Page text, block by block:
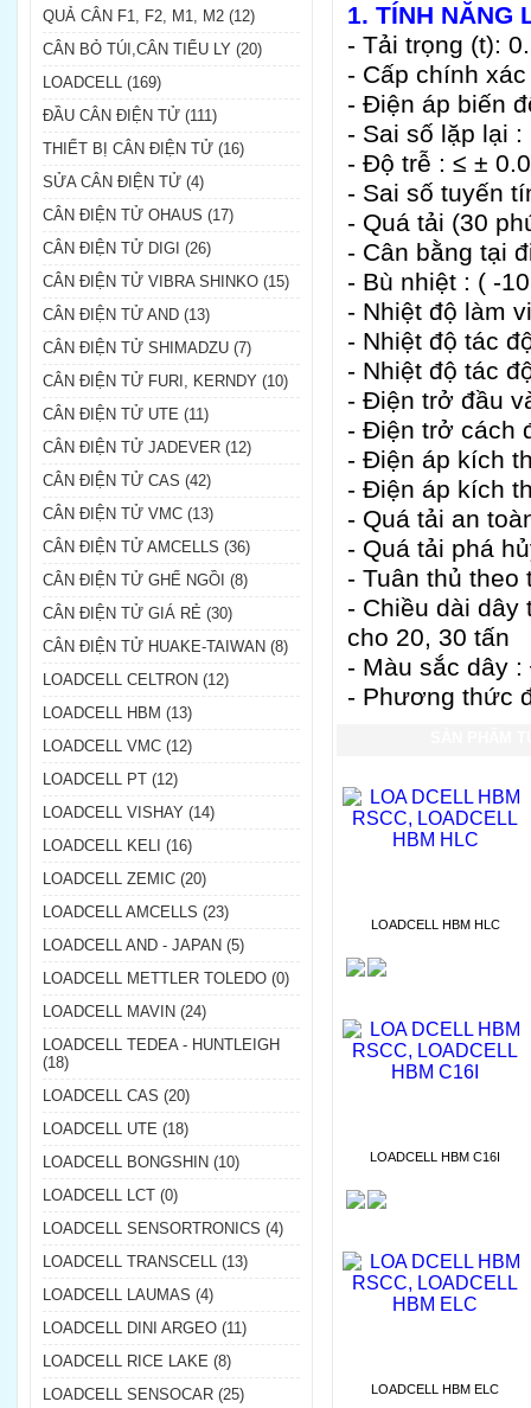
QUẢ CÂN F1, F2, M1, M2 (12)
CÂN BỎ TÚI,CÂN TIỂU LY (20)
LOADCELL (169)
ĐẦU CÂN ĐIỆN TỬ (111)
THIẾT BỊ CÂN ĐIỆN TỬ (16)
SỬA CÂN ĐIỆN TỬ (4)
CÂN ĐIỆN TỬ OHAUS (17)
CÂN ĐIỆN TỬ DIGI (26)
CÂN ĐIỆN TỬ VIBRA SHINKO (15)
CÂN ĐIỆN TỬ AND (13)
CÂN ĐIỆN TỬ SHIMADZU (7)
CÂN ĐIỆN TỬ FURI, KERNDY (10)
CÂN ĐIỆN TỬ UTE (11)
CÂN ĐIỆN TỬ JADEVER (12)
CÂN ĐIỆN TỬ CAS (42)
CÂN ĐIỆN TỬ VMC (13)
CÂN ĐIỆN TỬ AMCELLS (36)
CÂN ĐIỆN TỬ GHẾ NGỒI (8)
CÂN ĐIỆN TỬ GIÁ RẺ (30)
CÂN ĐIỆN TỬ HUAKE-TAIWAN (8)
LOADCELL CELTRON (12)
LOADCELL HBM (13)
LOADCELL VMC (12)
LOADCELL PT (12)
LOADCELL VISHAY (14)
LOADCELL KELI (16)
LOADCELL ZEMIC (20)
LOADCELL AMCELLS (23)
LOADCELL AND - JAPAN (5)
LOADCELL METTLER TOLEDO (0)
LOADCELL MAVIN (24)
LOADCELL TEDEA - HUNTLEIGH
(18)
LOADCELL CAS (20)
LOADCELL UTE (18)
LOADCELL BONGSHIN (10)
LOADCELL LCT (0)
LOADCELL SENSORTRONICS (4)
LOADCELL TRANSCELL (13)
LOADCELL LAUMAS (4)
LOADCELL DINI ARGEO (11)
LOADCELL RICE LAKE (8)
LOADCELL SENSOCAR (25)
1. TÍNH NĂNG
- Tải trọng (t):
- Cấp chính
- Điện áp biến
- Sai số lặp lại :
- Độ trễ : ≤ ±
- Sai số tuyến
- Quá tải (30
- Cân bằng tại
- Bù nhiệt : ( -
- Nhiệt độ làm
- Nhiệt độ tác
- Nhiệt độ tác
- Điện trở đầu
- Điện trở cách
- Điện áp kích
- Điện áp kích
- Quá tải an
- Quá tải phá
- Tuân thủ theo
- Chiều dài dây
cho 20, 30 tấn
- Màu sắc dây
- Phương thức
LOADCELL HBM HLC
LOADCELL HBM C16I
LOADCELL HBM ELC